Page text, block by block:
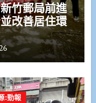
竹郵局前進
改善居住環
:勁報